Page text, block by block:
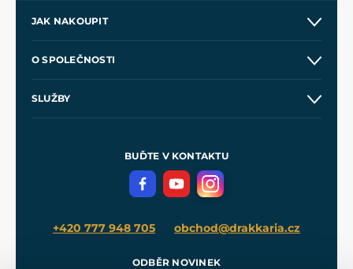
JAK NAKOUPIT
Velkoobchod
O SPOLEČNOSTI
SLUŽBY
Meče pro Kingdom Come
BUĎTE V KONTAKTU
+420 777 948 705 obchod@drakkaria.cz
ODBĚR NOVINEK